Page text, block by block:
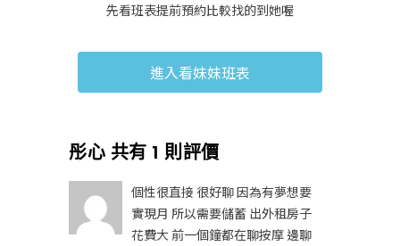
先看班表提前預約比較找的到她喔
進入看妹妹班表
彤心 共有 1 則評價
個性很直接 很好聊 因為有夢想要
實現月 所以需要儲蓄 出外租房子
花費大 前一個鐘都在聊按摩 邊聊